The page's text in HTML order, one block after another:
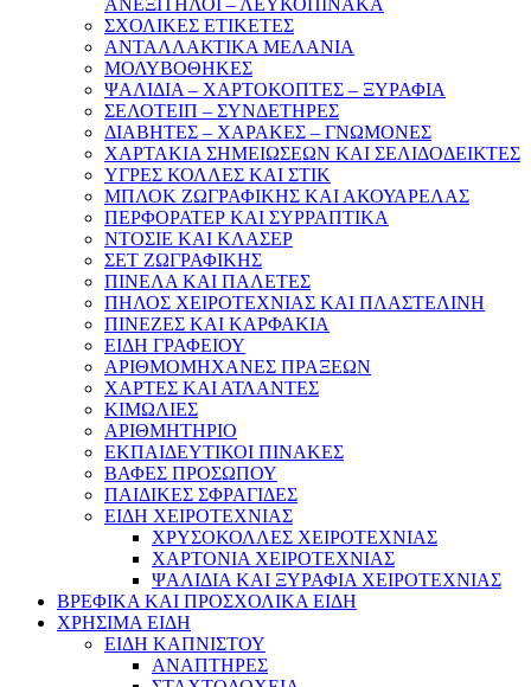
ΑΝΕΞΙΤΗΛΟΙ – ΛΕΥΚΟΠΙΝΑΚΑ
ΣΧΟΛΙΚΕΣ ΕΤΙΚΕΤΕΣ
ΑΝΤΑΛΛΑΚΤΙΚΑ ΜΕΛΑΝΙΑ
ΜΟΛΥΒΟΘΗΚΕΣ
ΨΑΛΙΔΙΑ – ΧΑΡΤΟΚΟΠΤΕΣ – ΞΥΡΑΦΙΑ
ΣΕΛΟΤΕΙΠ – ΣΥΝΔΕΤΗΡΕΣ
ΔΙΑΒΗΤΕΣ – ΧΑΡΑΚΕΣ – ΓΝΩΜΟΝΕΣ
ΧΑΡΤΑΚΙΑ ΣΗΜΕΙΩΣΕΩΝ ΚΑΙ ΣΕΛΙΔΟΔΕΙΚΤΕΣ
ΥΓΡΕΣ ΚΟΛΛΕΣ ΚΑΙ ΣΤΙΚ
ΜΠΛΟΚ ΖΩΓΡΑΦΙΚΗΣ ΚΑΙ ΑΚΟΥΑΡΕΛΑΣ
ΠΕΡΦΟΡΑΤΕΡ ΚΑΙ ΣΥΡΡΑΠΤΙΚΑ
ΝΤΟΣΙΕ ΚΑΙ ΚΛΑΣΕΡ
ΣΕΤ ΖΩΓΡΑΦΙΚΗΣ
ΠΙΝΕΛΑ ΚΑΙ ΠΑΛΕΤΕΣ
ΠΗΛΟΣ ΧΕΙΡΟΤΕΧΝΙΑΣ ΚΑΙ ΠΛΑΣΤΕΛΙΝΗ
ΠΙΝΕΖΕΣ ΚΑΙ ΚΑΡΦΑΚΙΑ
ΕΙΔΗ ΓΡΑΦΕΙΟΥ
ΑΡΙΘΜΟΜΗΧΑΝΕΣ ΠΡΑΞΕΩΝ
ΧΑΡΤΕΣ ΚΑΙ ΑΤΛΑΝΤΕΣ
ΚΙΜΩΛΙΕΣ
ΑΡΙΘΜΗΤΗΡΙΟ
ΕΚΠΑΙΔΕΥΤΙΚΟΙ ΠΙΝΑΚΕΣ
ΒΑΦΕΣ ΠΡΟΣΩΠΟΥ
ΠΑΙΔΙΚΕΣ ΣΦΡΑΓΙΔΕΣ
ΕΙΔΗ ΧΕΙΡΟΤΕΧΝΙΑΣ
ΧΡΥΣΟΚΟΛΛΕΣ ΧΕΙΡΟΤΕΧΝΙΑΣ
ΧΑΡΤΟΝΙΑ ΧΕΙΡΟΤΕΧΝΙΑΣ
ΨΑΛΙΔΙΑ ΚΑΙ ΞΥΡΑΦΙΑ ΧΕΙΡΟΤΕΧΝΙΑΣ
ΒΡΕΦΙΚΑ ΚΑΙ ΠΡΟΣΧΟΛΙΚΑ ΕΙΔΗ
ΧΡΗΣΙΜΑ ΕΙΔΗ
ΕΙΔΗ ΚΑΠΝΙΣΤΟΥ
ΑΝΑΠΤΗΡΕΣ